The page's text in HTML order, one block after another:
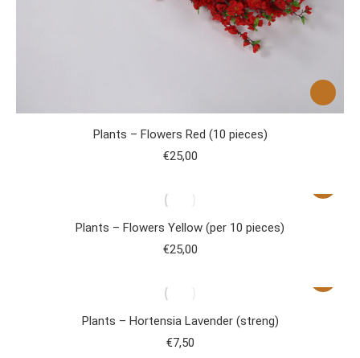
Plants – Flowers Red (10 pieces)
€25,00
Plants – Flowers Yellow (per 10 pieces)
€25,00
Plants – Hortensia Lavender (streng)
€7,50